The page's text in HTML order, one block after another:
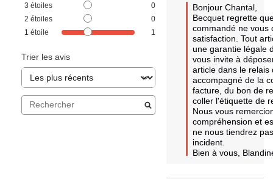
3 étoiles
0
2 étoiles
0
1 étoile 1
Trier les avis
Bonjour Chantal,
Becquet regrette
commandé ne vous
satisfaction. Tout
une garantie légale
vous invite à
article dans le relais
accompagné de la
facture, du bon de
coller l'étiquette de
Nous vous
compréhension et
ne nous tiendrez
incident.
Bien à vous,